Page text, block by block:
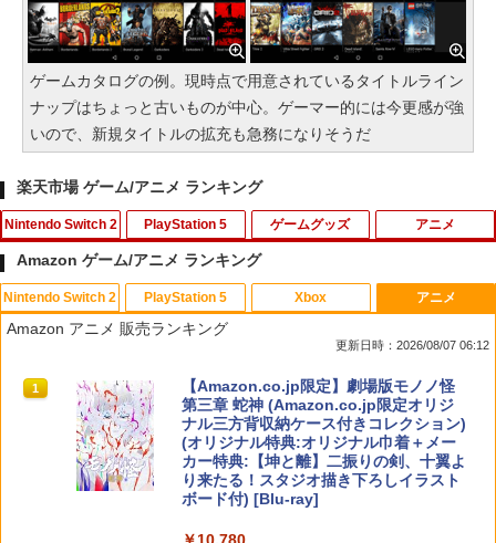
ゲームカタログの例。現時点で用意されているタイトルライン
ナップはちょっと古いものが中心。ゲーマー的には今更感が強
いので、新規タイトルの拡充も急務になりそうだ
楽天市場 ゲーム/アニメ ランキング
Nintendo Switch 2
1
【7週連続1位】inklink公式 Switch / Sw
itch2 コントローラー 最新モデル 最新フ
ァームウェア プロコン プロコン2 プロコ
h コントローラー ワイヤレスコントロー
ラー 連射機能 ワイヤレス switch2コン
トローラ Switch2コントローラー
￥2,960
PlayStation 5
1
PS5 コントローラー カバー PS5 コント
ローラー 本体 保護 PS5 コントローラー
ケース PlayStation5 プレステ5 プレイ
り止め 汚れ防止 耐衝撃 簡単装着 ソフト
ケース ソフトカバー シリコン素材 スキ
ン アクセサリー 送料無料
￥880
ゲームグッズ アニメ
1
【中古】ナイトメアー・ビフォア・クリ
ス…コレクターズEDデジタルリマスター
版 【ブルーレイ】／クリス・サランドン
￥540
【中古】Mr．インクレディブル 【ブル
ーレイ】／クレイグ・T・ネルソンブル
Amazon ゲーム/アニメ ランキング
Nintendo Switch 2
1
スプラトゥーン レイダース|オンライン
コード版
￥5,832
PlayStation 5
1
PlayStation 5 デジタル・エディション
日本語専用 Console Language: Japan
ese only (CFI-2200B01)
￥55,000
Xbox
1
【純正品】Xbox ワイヤレス コントロー
ラー + USB-C® ケーブル
￥8,300
アニメ
Amazon アニメ 販売ランキング
更新日時：2026/08/07 06:12
1
【Amazon.co.jp限定】劇場版モノノ怪
第三章 蛇神 (Amazon.co.jp限定オリジ
ナル三方背収納ケース付きコレクション)
(オリジナル特典:オリジナル巾着＋メー
カー特典:【坤と離】二振りの剣、十翼よ
り来たる！スタジオ描き下ろしイラスト
ボード付) [Blu-ray]
￥10,780